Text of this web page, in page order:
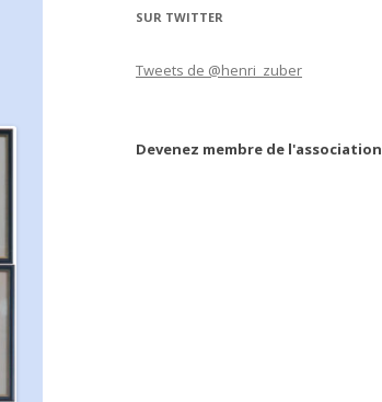
SUR TWITTER
Tweets de @henri_zuber
Devenez membre de l'association